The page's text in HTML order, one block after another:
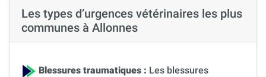
Les types d’urgences vétérinaires les plus
communes à Allonnes
Blessures traumatiques : Les blessures